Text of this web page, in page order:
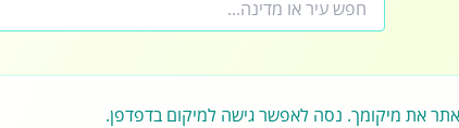
את מיקומך. נסה לאפשר גישה למיקום בדפדפן.